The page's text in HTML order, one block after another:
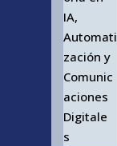
IA,
Automati
zación y
Comunic
aciones
Digitale
s